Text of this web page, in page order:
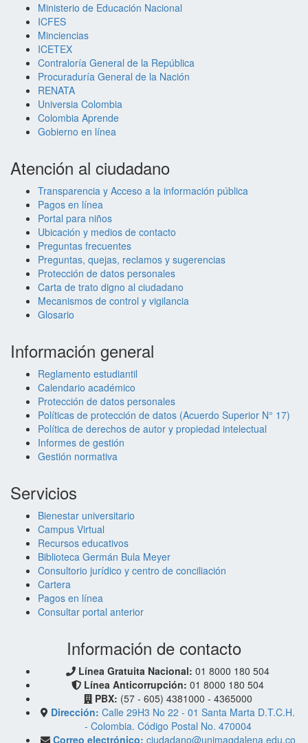
Ministerio de Educación Nacional
ICFES
Minciencias
ICETEX
Contraloría General de la República
Procuraduría General de la Nación
RENATA
Universia Colombia
Colombia Aprende
Gobierno en línea
Atención al ciudadano
Transparencia y Acceso a la información pública
Pagos en línea
Portal para niños
Ubicación y medios de contacto
Preguntas frecuentes
Preguntas, quejas, reclamos y sugerencias
Protección de datos personales
Carta de trato digno al ciudadano
Mecanismos de control y vigilancia
Glosario
Información general
Reglamento estudiantil
Calendario académico
Protección de datos personales
Políticas de protección de datos (Acuerdo Superior N° 17)
Política de derechos de autor y propiedad intelectual
Informes de gestión
Gestión normativa
Servicios
Bienestar universitario
Campus Virtual
Recursos educativos
Biblioteca Germán Bula Meyer
Consultorio jurídico y centro de conciliación
Cartera
Pagos en línea
Consultar portal anterior
Información de contacto
Línea Gratuita Nacional: 01 8000 180 504
Línea Anticorrupción: 01 8000 180 504
PBX: (57 - 605) 4381000 - 4365000
Dirección: Calle 29H3 No 22 - 01 Santa Marta D.T.C.H.
- Colombia. Código Postal No. 470004
Correo electrónico: ciudadano@unimagdalena.edu.co